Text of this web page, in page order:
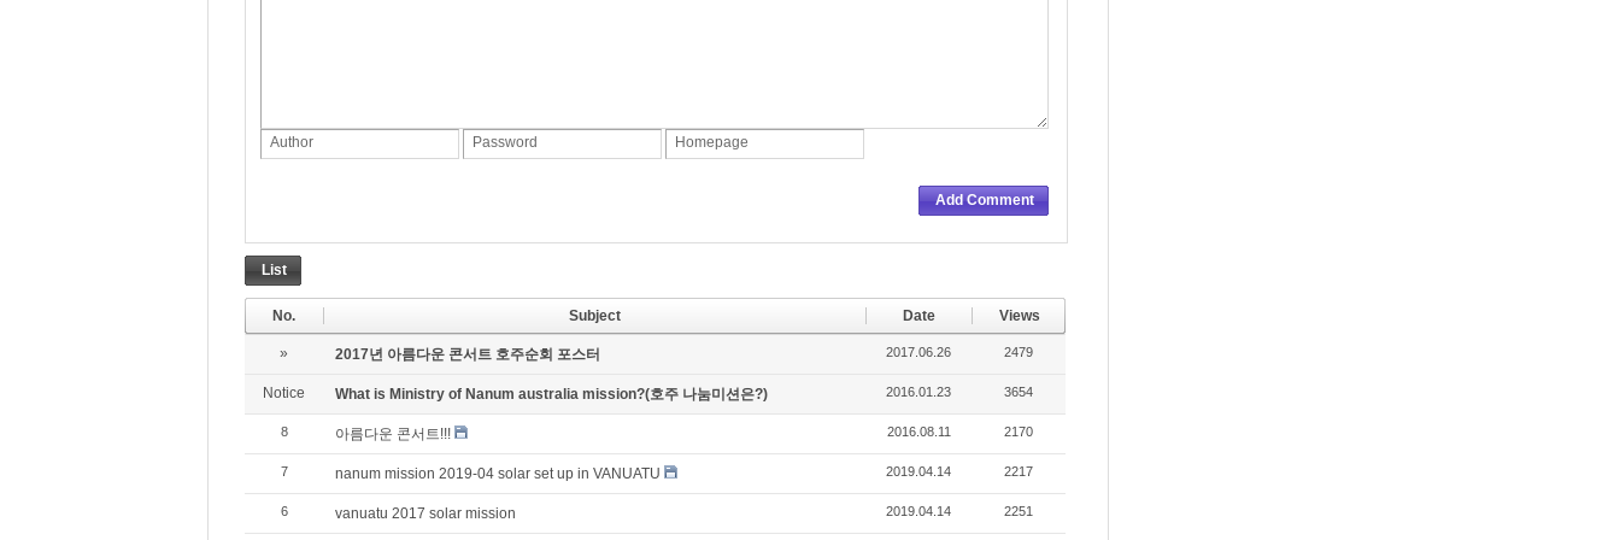
Author Password Homepage
Add Comment
List
No. Subject Date Views
» 2017년 아름다운 콘서트 호주순회 포스터 2017.06.26 2479
Notice What is Ministry of Nanum australia mission?(호주 나눔미션은?) 2016.01.23 3654
8 아름다운 콘서트!!! 2016.08.11 2170
7 nanum mission 2019-04 solar set up in VANUATU 2019.04.14 2217
6 vanuatu 2017 solar mission 2019.04.14 2251